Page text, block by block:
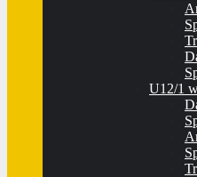
U12/1